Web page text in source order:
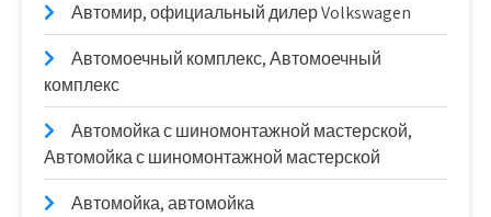
Автомир, официальный дилер Volkswagen
Автомоечный комплекс, Автомоечный
комплекс
Автомойка с шиномонтажной мастерской,
Автомойка с шиномонтажной мастерской
Автомойка, автомойка